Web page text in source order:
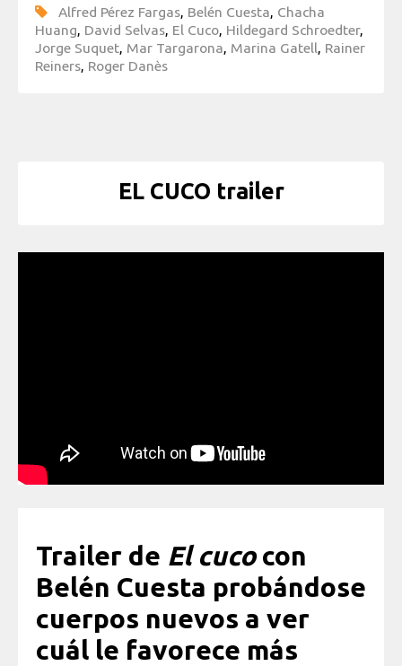
Alfred Pérez Fargas, Belén Cuesta, Chacha
Huang, David Selvas, El Cuco, Hildegard Schroedter,
Jorge Suquet, Mar Targarona, Marina Gatell, Rainer
Reiners, Roger Danès
EL CUCO trailer
Trailer de El cucocon
Belén Cuesta probándose
cuerpos nuevos a ver
cuál le favorece más